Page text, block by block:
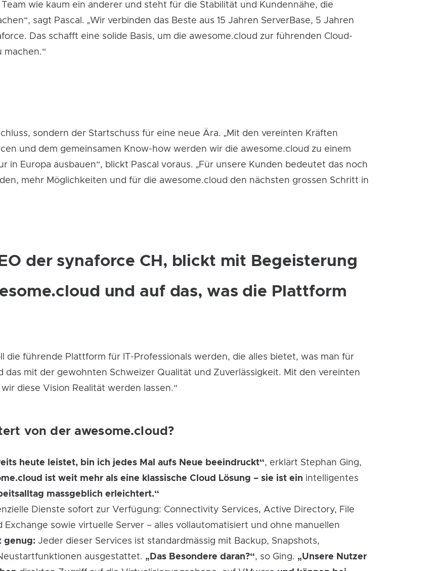
wie kaum ein anderer und steht für die Stabilität und Kundennähe, die
sagt Pascal. „Wir verbinden das Beste aus 15 Jahren ServerBase, 5 Jahren
Das schafft eine solide Basis, um die awesome.cloud zur führenden Cloud-
machen.“
sondern der Startschuss für eine neue Ära. „Mit den vereinten Kräften
und dem gemeinsamen Know-how werden wir die awesome.cloud zu einem
in Europa ausbauen“, blickt Pascal voraus. „Für unsere Kunden bedeutet das noch
mehr Möglichkeiten und für die awesome.cloud den nächsten grossen Schritt in
der synaforce CH, blickt mit Begeisterung
und auf das, was die Plattform
die führende Plattform für IT-Professionals werden, die alles bietet, was man für
mit der gewohnten Schweizer Qualität und Zuverlässigkeit. Mit den vereinten
diese Vision Realität werden lassen.“
von der awesome.cloud?
heute leistet, bin ich jedes Mal aufs Neue beeindruckt“, erklärt Stephan Ging,
ist weit mehr als eine klassische Cloud Lösung – sie ist ein intelligentes
massgeblich erleichtert.“
Dienste sofort zur Verfügung: Connectivity Services, Active Directory, File
sowie virtuelle Server – alles vollautomatisiert und ohne manuellen
genug: Jeder dieser Services ist standardmässig mit Backup, Snapshots,
ausgestattet. „Das Besondere daran?“, so Ging. „Unsere Nutzer